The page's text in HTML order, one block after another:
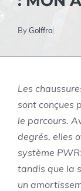
ByGolffra
Les
sont conçues
le parcours.
degrés, elles
système
tandis que la
un